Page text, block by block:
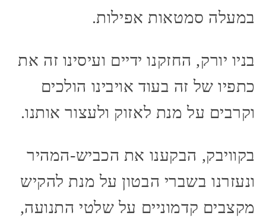
במעלה סמטאות אפילות.
בניו יורק, החזקנו ידיים ועיסינו זה את
כתפיו של זה בעוד אויבינו הולכים
וקרבים על מנת לאזוק ולעצור אותנו.
בקוויבק, הבקענו את הכביש-המהיר
ונעזרנו בשברי הבטון על מנת להקיש
מקצבים קדמוניים על שלטי התנועה,